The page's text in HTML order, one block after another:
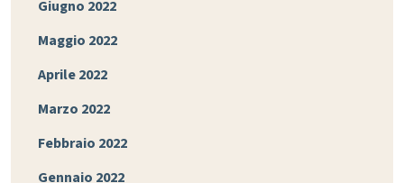
Giugno 2022
Maggio 2022
Aprile 2022
Marzo 2022
Febbraio 2022
Gennaio 2022